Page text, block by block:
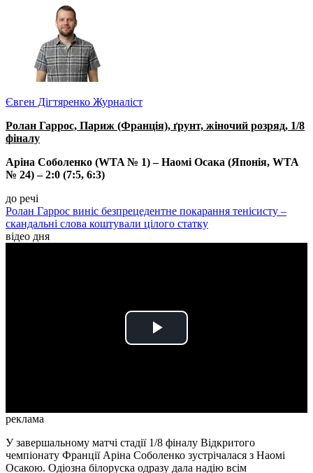
Євген Дігтяренко Журналіст
Ролан Гаррос, Париж (Франція), ґрунт, жіночий розряд, 1/8
фіналу
Аріна Соболенко (WTA № 1) – Наомі Осака (Японія, WTA
№ 24) – 2:0 (7:5, 6:3)
до речі
Ролан Гаррос виніс безпрецедентне покарання тенісисту –
скандальні слова коштували цілого статку
відео дня
Play
реклама
У завершальному матчі стадії 1/8 фіналу Відкритого
чемпіонату Франції Аріна Соболенко зустрічалася з Наомі
Осакою. Одіозна білоруска одразу дала надію всім